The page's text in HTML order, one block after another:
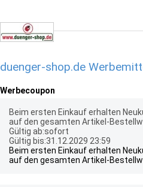
duenger-shop.de
Werbecoupon
Beim ersten Einkauf erhalten
auf den gesamten Artikel-
Gültig ab:sofort
Gültig bis:31.12.2029 23:59
Beim ersten Einkauf erhalten
auf den gesamten Artikel-